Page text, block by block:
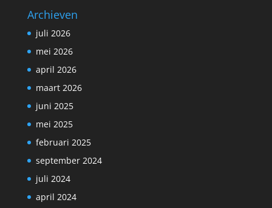
Archieven
juli 2026
mei 2026
april 2026
maart 2026
juni 2025
mei 2025
februari 2025
september 2024
juli 2024
april 2024